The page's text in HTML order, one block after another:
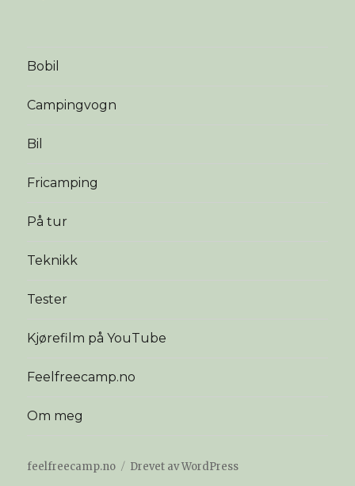
Bobil
Campingvogn
Bil
Fricamping
På tur
Teknikk
Tester
Kjørefilm på YouTube
Feelfreecamp.no
Om meg
feelfreecamp.no Drevet av WordPress